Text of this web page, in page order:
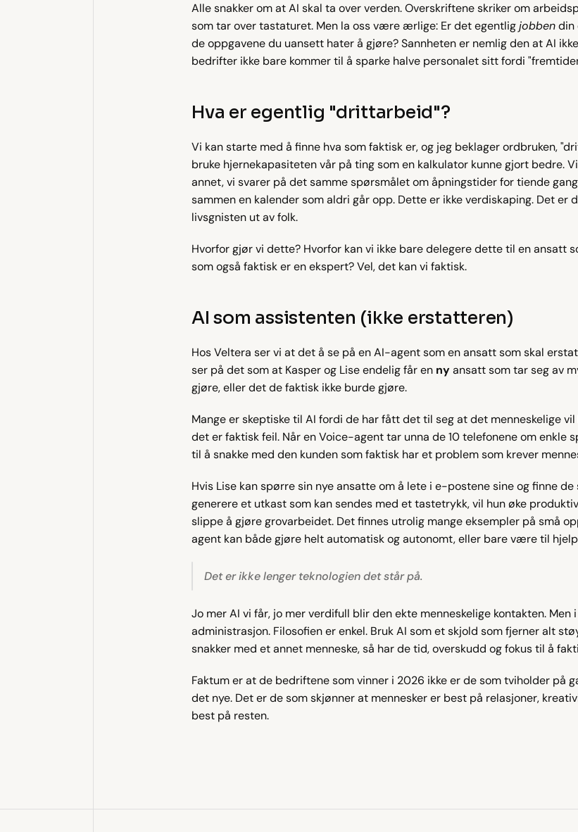
Alle snakker om at AI skal ta over verden. Overskriftene skriker om
som tar over tastaturet. Men la oss være ærlige: Er det egentlig jobben din
de oppgavene du uansett hater å gjøre? Sannheten er nemlig den at AI
bedrifter ikke bare kommer til å sparke halve personalet sitt fordi
Hva er egentlig "drittarbeid"?
Vi kan starte med å finne hva som faktisk er, og jeg beklager ordbruken,
bruke hjernekapasiteten vår på ting som en kalkulator kunne gjort bedre.
annet, vi svarer på det samme spørsmålet om åpningstider for tiende
sammen en kalender som aldri går opp. Dette er ikke verdiskaping. Det er
livsgnisten ut av folk.
Hvorfor gjør vi dette? Hvorfor kan vi ikke bare delegere dette til en ansatt
som også faktisk er en ekspert? Vel, det kan vi faktisk.
AI som assistenten (ikke erstatteren)
Hos Veltera ser vi at det å se på en AI-agent som en ansatt som skal
ser på det som at Kasper og Lise endelig får en ny ansatt som tar seg av
gjøre, eller det de faktisk ikke burde gjøre.
Mange er skeptiske til AI fordi de har fått det til seg at det menneskelige
det er faktisk feil. Når en Voice-agent tar unna de 10 telefonene om enkle
til å snakke med den kunden som faktisk har et problem som krever
Hvis Lise kan spørre sin nye ansatte om å lete i e-postene sine og finne
generere et utkast som kan sendes med et tastetrykk, vil hun øke
slippe å gjøre grovarbeidet. Det finnes utrolig mange eksempler på små
agent kan både gjøre helt automatisk og autonomt, eller bare være til
Det er ikke lenger teknologien det står på.
Jo mer AI vi får, jo mer verdifull blir den ekte menneskelige kontakten. Men
administrasjon. Filosofien er enkel. Bruk AI som et skjold som fjerner alt
snakker med et annet menneske, så har de tid, overskudd og fokus til å
Faktum er at de bedriftene som vinner i 2026 ikke er de som tviholder på
det nye. Det er de som skjønner at mennesker er best på relasjoner,
best på resten.